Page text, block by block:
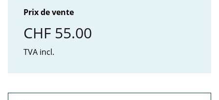
Prix de vente
CHF 55.00
TVA incl.